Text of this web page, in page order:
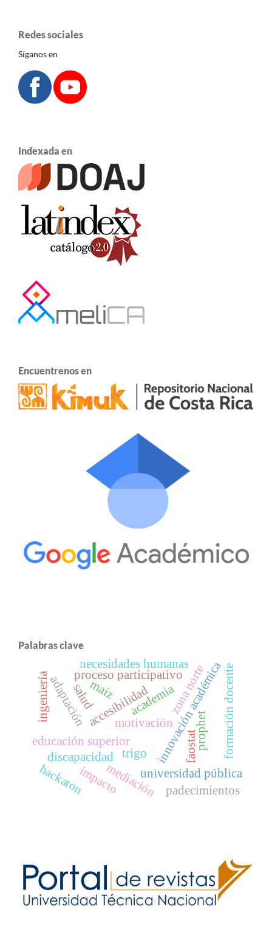
Redes sociales
Síganos en
Indexada en
Encuentrenos en
Palabras clave
innovación académica
universidad pública
discapacidad
accesibilidad
educación superior formación docente
motivación
mediación
adaptaciónproceso participativo
necesidades humanas
ingeniería
impacto
academia
prophet
faostat
maíz
trigo
hackaton
zona norte
padecimientos
salud